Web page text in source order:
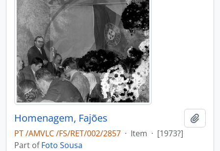
Homenagem, Fajões
PT /AMVLC /FS/RET/002/2857 · Item · [1973?]
Part ofFoto Sousa